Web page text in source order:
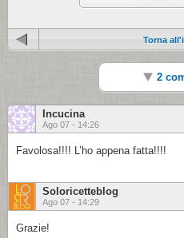
Torna
2
Incucina
Ago 07 - 14:26
Favolosa!!!! L’ho appena fatta!!!!
Soloricetteblog
Ago 07 - 14:29
Grazie!